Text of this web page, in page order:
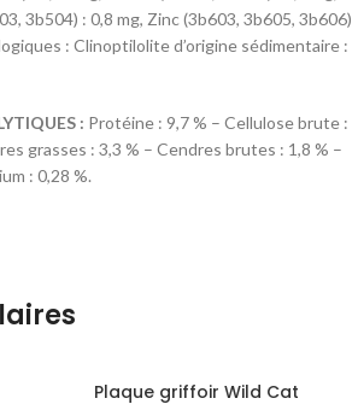
3b504) : 0,8 mg, Zinc (3b603, 3b605, 3b606)
: Clinoptilolite d’origine sédimentaire :
: Protéine : 9,7 % – Cellulose brute :
grasses : 3,3 % – Cendres brutes : 1,8 % –
: 0,28 %.
Plaque griffoir Wild Cat